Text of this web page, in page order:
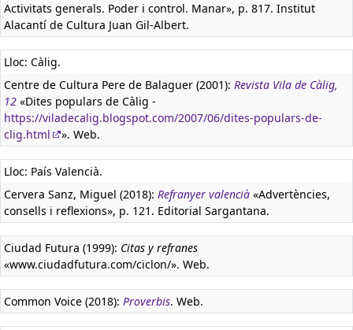
Activitats generals. Poder i control. Manar», p. 817. Institut
Alacantí de Cultura Juan Gil-Albert.
Lloc: Càlig.
Centre de Cultura Pere de Balaguer (2001): Revista Vila de Càlig,
12 «Dites populars de Càlig -
https://viladecalig.blogspot.com/2007/06/dites-populars-de-
clig.html
». Web.
Lloc: País Valencià.
Cervera Sanz, Miguel (2018): Refranyer valencià «Advertències,
consells i reflexions», p. 121. Editorial Sargantana.
Ciudad Futura (1999): Citas y refranes
«www.ciudadfutura.com/ciclon/». Web.
Common Voice (2018): Proverbis. Web.